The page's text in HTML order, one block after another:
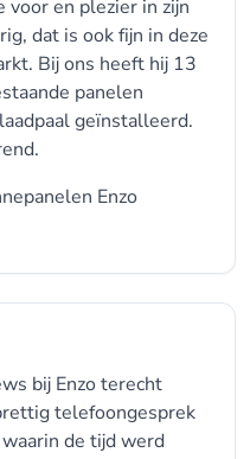
voor en plezier in zijn
dat is ook fijn in deze
Bij ons heeft hij 13
panelen
geïnstalleerd.
Enzo
bij Enzo terecht
telefoongesprek
de tijd werd